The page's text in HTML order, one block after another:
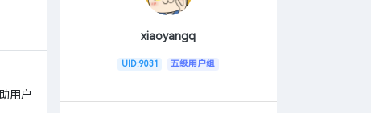
用户
xiaoyangq
UID:9031 五级用户组